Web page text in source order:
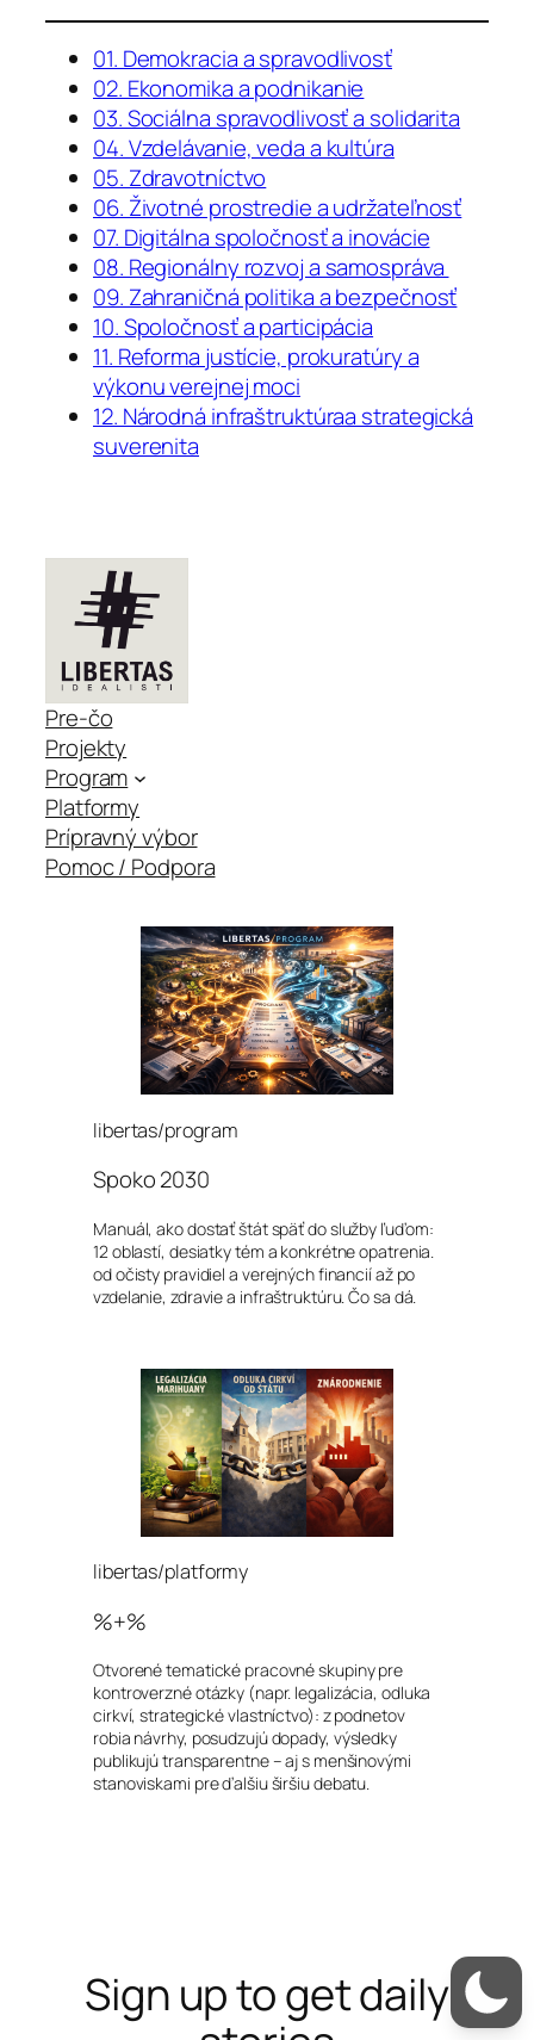
01. Demokracia a spravodlivosť
02. Ekonomika a podnikanie
03. Sociálna spravodlivosť a solidarita
04. Vzdelávanie, veda a kultúra
05. Zdravotníctvo
06. Životné prostredie a udržateľnosť
07. Digitálna spoločnosť a inovácie
08. Regionálny rozvoj a samospráva
09. Zahraničná politika a bezpečnosť
10. Spoločnosť a participácia
11. Reforma justície, prokuratúry a
výkonu verejnej moci
12. Národná infraštruktúraa strategická
suverenita
Pre-čo
Projekty
Program
Platformy
Prípravný výbor
Pomoc / Podpora
libertas/program
Spoko 2030
Manuál, ako dostať štát späť do služby ľuďom:
12 oblastí, desiatky tém a konkrétne opatrenia.
od očisty pravidiel a verejných financií až po
vzdelanie, zdravie a infraštruktúru. Čo sa dá.
libertas/platformy
%+%
Otvorené tematické pracovné skupiny pre
kontroverzné otázky (napr. legalizácia, odluka
cirkví, strategické vlastníctvo): z podnetov
robia návrhy, posudzujú dopady, výsledky
publikujú transparentne – aj s menšinovými
stanoviskami pre ďalšiu širšiu debatu.
Sign up to get daily